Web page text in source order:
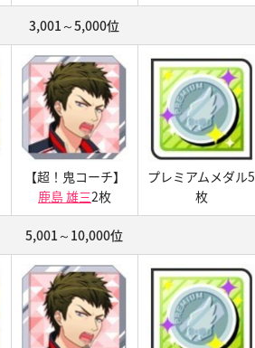
3,001～5,000位
【超！鬼コーチ】
鹿島 雄三2枚
プレミアムメダル5
枚
5,001～10,000位